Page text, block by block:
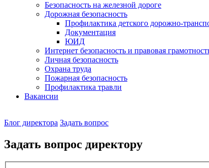
Безопасность на железной дороге
Дорожная безопасность
Профилактика детского дорожно-
Документация
ЮИД
Интернет безопасность и правовая
Личная безопасность
Охрана труда
Пожарная безопасность
Профилактика травли
Вакансии
директор
Блог директора Задать вопрос
Задать вопрос директору